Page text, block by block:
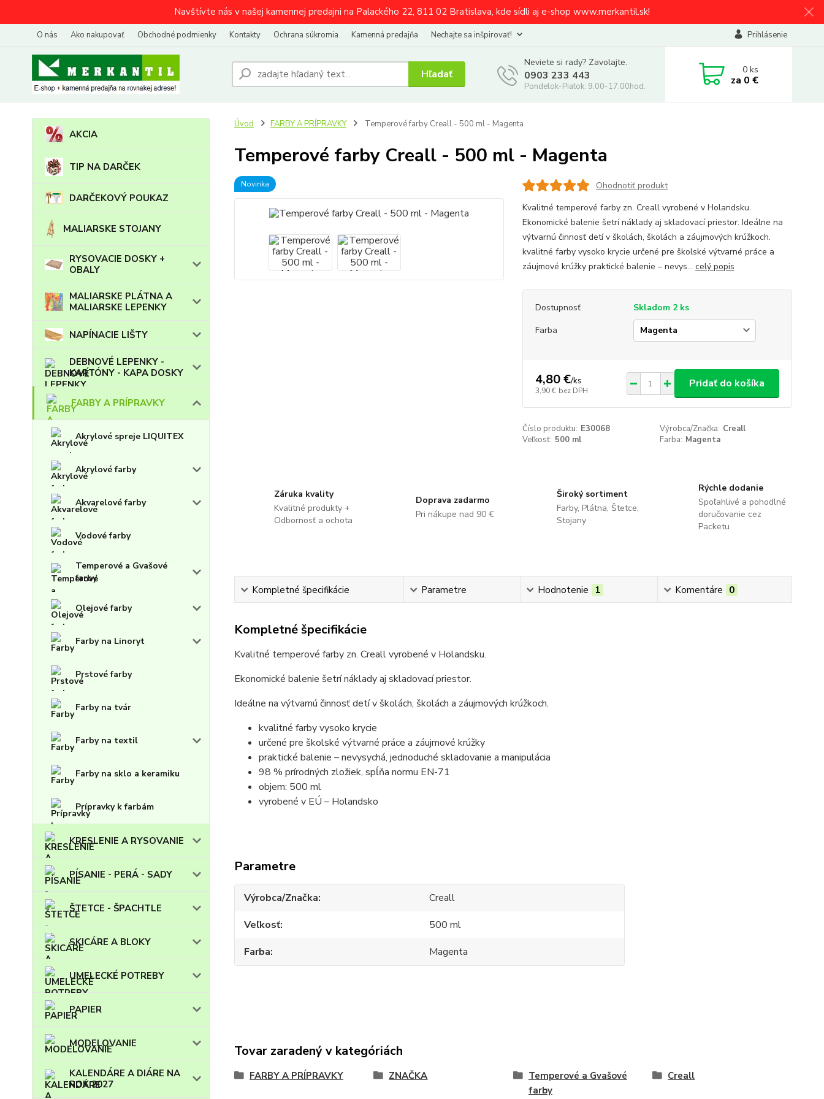
Navštívte nás v našej kamennej predajni na Palackého 22, 811 02 Bratislava, kde sídli aj e-shop www.merkantil.sk!
O nás Ako nakupovať Obchodné podmienky Kontakty Ochrana súkromia Kamenná predajňa Nechajte sa inšpirovať! Prihlásenie
Hľadať
Neviete si rady? Zavolajte.
0903 233 443
Pondelok-Piatok: 9.00-17.00hod.
0ks
za 0 €
AKCIA
TIP NA DARČEK
DARČEKOVÝ POUKAZ
MALIARSKE STOJANY
RYSOVACIE DOSKY +
OBALY
MALIARSKE PLÁTNA A
MALIARSKE LEPENKY
NAPÍNACIE LIŠTY
DEBNOVÉ LEPENKY -
KARTÓNY - KAPA DOSKY
FARBY A PRÍPRAVKY
Akrylové spreje LIQUITEX
Akrylové farby
Akvarelové farby
Vodové farby
Temperové a Gvašové
farby
Olejové farby
Farby na Linoryt
Prstové farby
Farby na tvár
Farby na textil
Farby na sklo a keramiku
Prípravky k farbám
KRESLENIE A RYSOVANIE
PÍSANIE - PERÁ - SADY
ŠTETCE - ŠPACHTLE
SKICÁRE A BLOKY
UMELECKÉ POTREBY
PAPIER
MODELOVANIE
KALENDÁRE A DIÁRE NA
ROK 2027
Úvod FARBY A PRÍPRAVKY Temperové farby Creall - 500 ml - Magenta
Temperové farby Creall - 500 ml - Magenta
Novinka
Ohodnotiť produkt
Kvalitné temperové farby zn. Creall vyrobené v Holandsku.
Ekonomické balenie šetrí náklady aj skladovací priestor. Ideálne na
výtvarnú činnosť detí v školách, školách a záujmových krúžkoch.
kvalitné farby vysoko krycie určené pre školské výtvarné práce a
záujmové krúžky praktické balenie – nevys... celý popis
Dostupnosť
Skladom 2 ks
Farba
4,80 €/ks
3,90 € bez DPH
Pridať do košíka
Číslo produktu: E30068 Výrobca/Značka: Creall
Veľkosť: 500 ml Farba: Magenta
Záruka kvality
Kvalitné produkty +
Odbornosť a ochota
Doprava zadarmo
Pri nákupe nad 90 €
Široký sortiment
Farby, Plátna, Štetce,
Stojany
Rýchle dodanie
Spoľahlivé a pohodlné
doručovanie cez
Packetu
Kompletné špecifikácie Parametre Hodnotenie 1 Komentáre 0
Kompletné špecifikácie
Kvalitné temperové farby zn. Creall vyrobené v Holandsku.
Ekonomické balenie šetrí náklady aj skladovací priestor.
Ideálne na výtvarnú činnosť detí v školách, školách a záujmových krúžkoch.
kvalitné farby vysoko krycie
určené pre školské výtvarné práce a záujmové krúžky
praktické balenie – nevysychá, jednoduché skladovanie a manipulácia
98 % prírodných zložiek, spĺňa normu EN-71
objem: 500 ml
vyrobené v EÚ – Holandsko
Parametre
Výrobca/Značka
Creall
Veľkosť
500 ml
Farba
Magenta
Tovar zaradený v kategóriách
FARBY A PRÍPRAVKY ZNAČKA
Temperové a Gvašové
farby
Creall